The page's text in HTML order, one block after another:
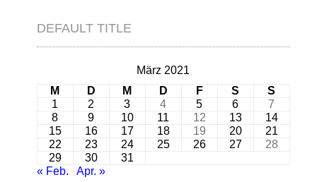
DEFAULT TITLE
März 2021
M
D M D F S
S
1
2 3 4 5 6
7
8
9 10 11 12 13
14
15
16 17 18 19 20
21
22
23 24 25 26 27
28
29
30
31
« Feb.
Apr. »